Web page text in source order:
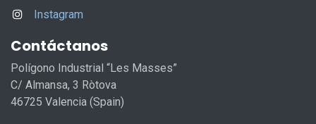
Instagram
Contáctanos
Polígono Industrial “Les Masses”
C/ Almansa, 3 Ròtova
46725 Valencia (Spain)